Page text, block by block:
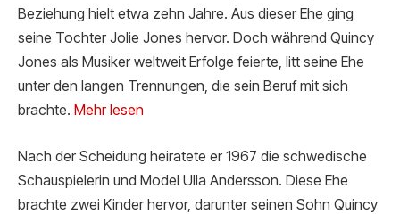
Beziehung hielt etwa zehn Jahre. Aus dieser Ehe ging
seine Tochter Jolie Jones hervor. Doch während Quincy
Jones als Musiker weltweit Erfolge feierte, litt seine Ehe
unter den langen Trennungen, die sein Beruf mit sich
brachte. Mehr lesen
Nach der Scheidung heiratete er 1967 die schwedische
Schauspielerin und Model Ulla Andersson. Diese Ehe
brachte zwei Kinder hervor, darunter seinen Sohn Quincy